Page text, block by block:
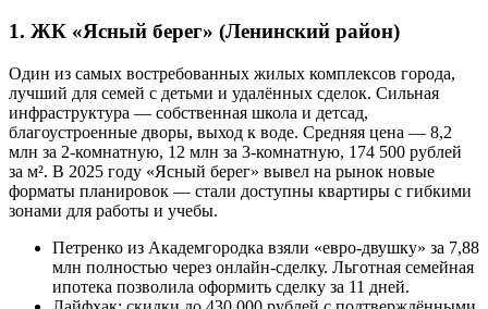
1. ЖК «Ясный берег» (Ленинский район)
Один из самых востребованных жилых комплексов города,
лучший для семей с детьми и удалённых сделок. Сильная
инфраструктура — собственная школа и детсад,
благоустроенные дворы, выход к воде. Средняя цена — 8,2
млн за 2-комнатную, 12 млн за 3-комнатную, 174 500 рублей
за м². В 2025 году «Ясный берег» вывел на рынок новые
форматы планировок — стали доступны квартиры с гибкими
зонами для работы и учебы.
Петренко из Академгородка взяли «евро-двушку» за 7,88
млн полностью через онлайн-сделку. Льготная семейная
ипотека позволила оформить сделку за 11 дней.